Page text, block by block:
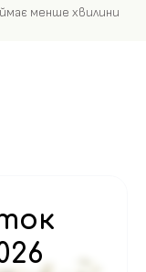
менше хвилини